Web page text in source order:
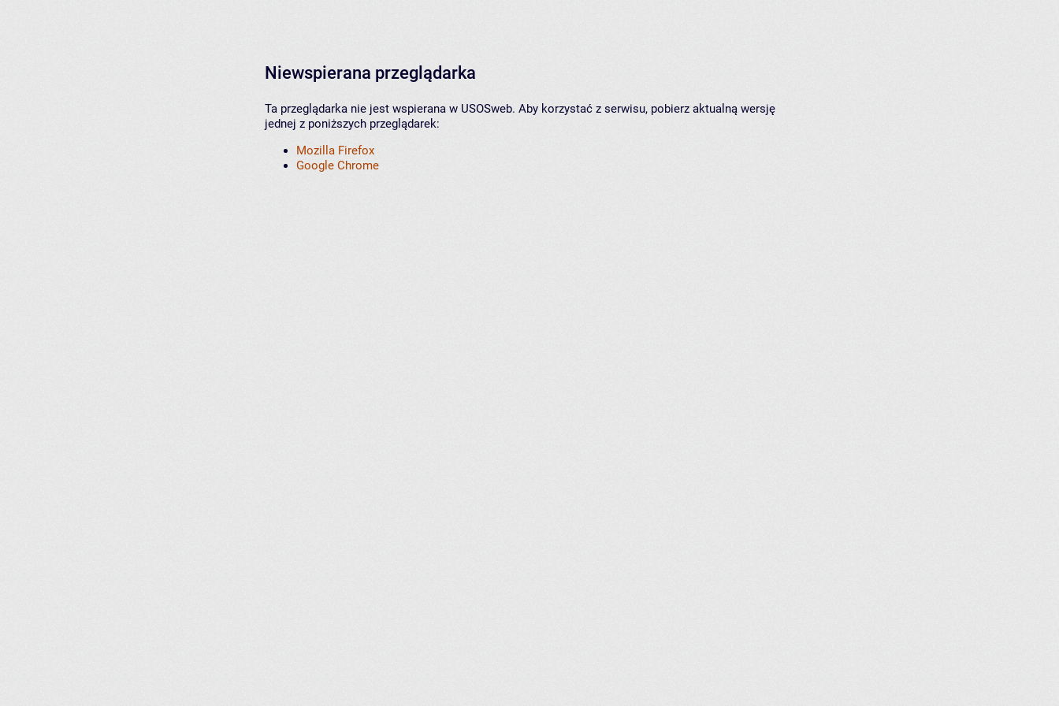
Niewspierana przeglądarka
Ta przeglądarka nie jest wspierana w USOSweb. Aby korzystać z serwisu, pobierz aktualną wersję
jednej z poniższych przeglądarek:
Mozilla Firefox
Google Chrome